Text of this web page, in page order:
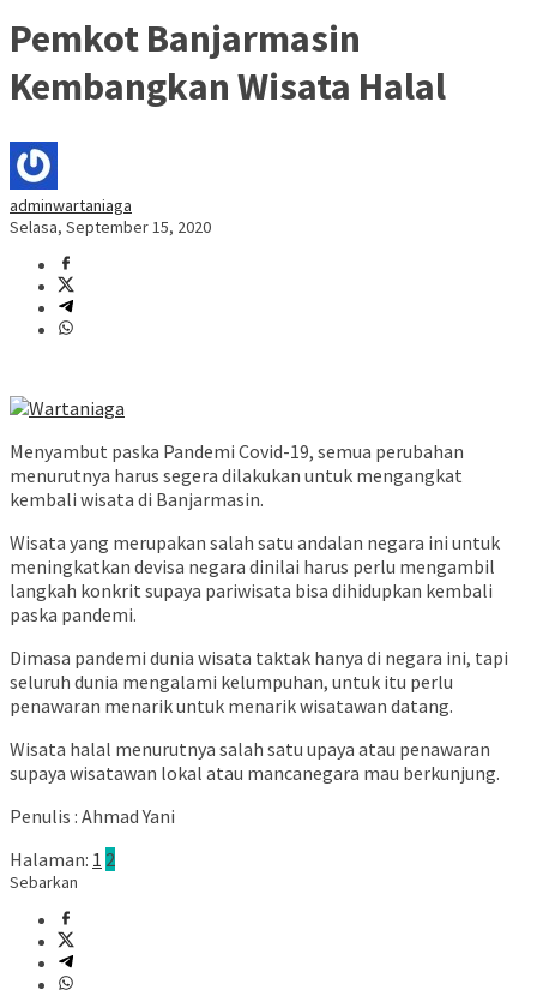
Pemkot Banjarmasin
Kembangkan Wisata Halal
adminwartaniaga
Selasa, September 15, 2020
Menyambut paska Pandemi Covid-19, semua perubahan
menurutnya harus segera dilakukan untuk mengangkat
kembali wisata di Banjarmasin.
Wisata yang merupakan salah satu andalan negara ini untuk
meningkatkan devisa negara dinilai harus perlu mengambil
langkah konkrit supaya pariwisata bisa dihidupkan kembali
paska pandemi.
Dimasa pandemi dunia wisata taktak hanya di negara ini, tapi
seluruh dunia mengalami kelumpuhan, untuk itu perlu
penawaran menarik untuk menarik wisatawan datang.
Wisata halal menurutnya salah satu upaya atau penawaran
supaya wisatawan lokal atau mancanegara mau berkunjung.
Penulis : Ahmad Yani
Halaman: 1 2
Sebarkan